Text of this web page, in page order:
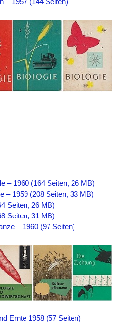
– 1957 (144 Seiten)
– 1960 (164 Seiten, 26 MB)
– 1959 (208 Seiten, 33 MB)
Seiten, 26 MB)
Seiten, 31 MB)
– 1960 (97 Seiten)
Ernte 1958 (57 Seiten)